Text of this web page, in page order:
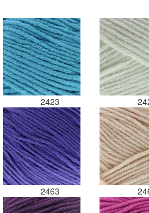
uitzoeken
welke bol
gram zwart
andere
het zwart.
Als ik nu wil
maar
kleurcode
gedaan.
kleuren
een sticker
zeker wel
de viltwol.
verhouding.
2423
2463